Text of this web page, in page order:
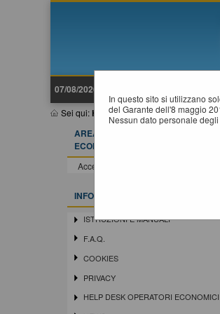
07/08/2026 18:30
Sei qui:Home
In questo sito si utilizzano
del Garante dell'8 maggio
Nessun dato personale
AREA RISERVATA OPERATORE
ECONOMICO
Accedi - Registrati
INFORMAZIONI
ISTRUZIONI E MANUALI
F.A.Q.
COOKIES
PRIVACY
HELP DESK OPERATORI ECONOMICI